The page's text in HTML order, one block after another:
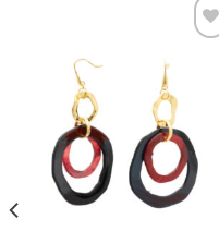
Προσθήκη
wishlist